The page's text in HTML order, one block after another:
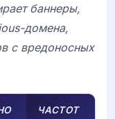
баннеры,
домена,
с вредоносных
ЧАСТОТ